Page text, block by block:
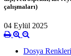
çalışmaları)
04 Eylül 2025
Dosya Renkleri